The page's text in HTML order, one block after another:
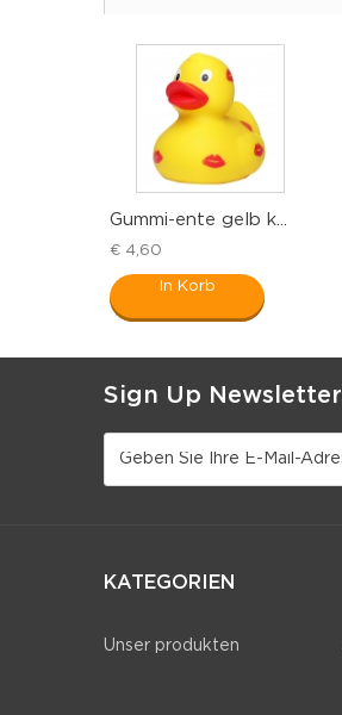
Gummi-ente gelb k...
€ 4,60
In Korb
Sign Up Newsletter
KATEGORIEN
Unser produkten